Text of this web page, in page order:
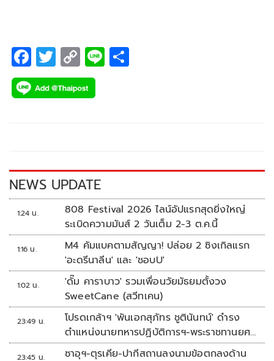
รัฐบาล “ไอโอซี” เตรียมประกาศผลคัดเลือกเจ้าภาพ อย่างเป็น
ทางการ 25 มิ.ย.นี้ ที่สวิตเซอร์แลนด์
F
ac
e
k
T
wi
tt
C
o
p
k
Li
NEWS UPDATE
1:24 น.
808 Festival 2026 ไลน์อัปแรกสุดยิ่งใหญ่
ระเบิดความมันส์ 2 วันเต็ม 2-3 ต.ค.นี้
1:16 น.
M4 คัมแบคตามสัญญา! ปล่อย 2 ซิงเกิลแรก
'อะดรีนาลีน' และ 'ชอบU'
1:02 น.
'ดั๊ม คาราบาว' รวมเพื่อนวัยมัธยมตั้งวง
SweetCane (สวีทเคน)
23:49 น.
โปรดเกล้าฯ 'พันเอกสุภัทร ชูตินันทน์' ดำรง
ตำแหน่งนายทหารปฏิบัติการฯ-พระราชทานยศ
'พลตรี'
23:45 น.
ซาอุฯ-ตุรเคีย-ปากีสถานลงนามข้อตกลงด้าน